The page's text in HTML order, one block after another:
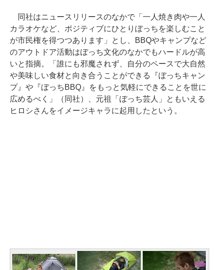
同社はニュースリリースのなかで「一人焼き肉や一人
カラオケなど、ポジティブにひとりぼっちを楽しむこと
が市民権を得つつあります」とし、BBQやキャンプなど
のアウトドア活動はぼっち文化のなかでもハードルが高
いと指摘。「誰にも邪魔されず、自分のペースで大自然
や美味しい食材と向き合うことができる『ぼっちキャン
プ』や『ぼっちBBQ』をもっと気軽にできることを世に
広めるべく」（同社）、元祖「ぼっち芸人」ともいえる
ヒロシさんをイメージキャラに起用したという。